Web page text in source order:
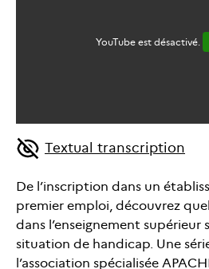
YouTube est désactivé.
Textual transcription
De l’inscription dans un
premier emploi, découvrez
dans l’enseignement supérieur
situation de handicap. Une
l’association spécialisée